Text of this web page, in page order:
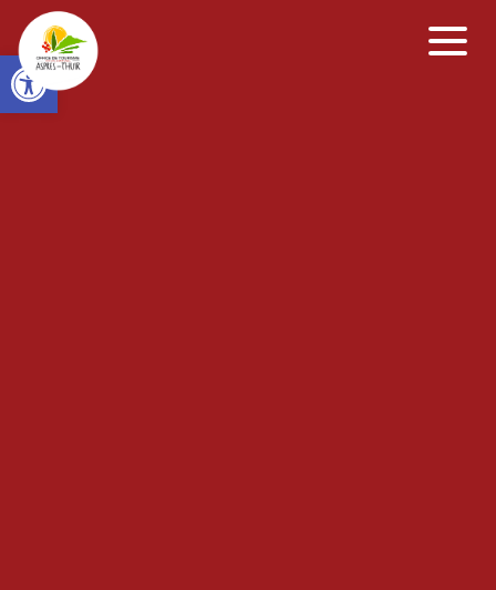
Open toolbar